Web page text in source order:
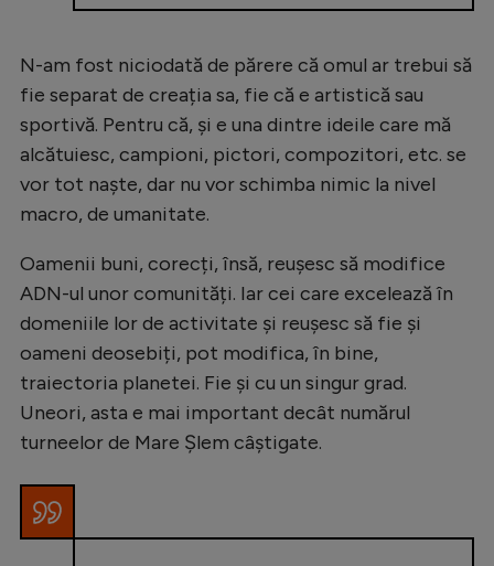
N-am fost niciodată de părere că omul ar trebui să
fie separat de creația sa, fie că e artistică sau
sportivă. Pentru că, și e una dintre ideile care mă
alcătuiesc, campioni, pictori, compozitori, etc. se
vor tot naște, dar nu vor schimba nimic la nivel
macro, de umanitate.
Oamenii buni, corecți, însă, reușesc să modifice
ADN-ul unor comunități. Iar cei care excelează în
domeniile lor de activitate și reușesc să fie și
oameni deosebiți, pot modifica, în bine,
traiectoria planetei. Fie și cu un singur grad.
Uneori, asta e mai important decât numărul
turneelor de Mare Șlem câștigate.